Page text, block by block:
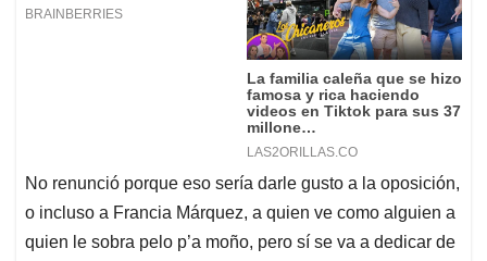
No renunció porque eso sería darle gusto a la oposición,
o incluso a Francia Márquez, a quien ve como alguien a
quien le sobra pelo p’a moño, pero sí se va a dedicar de